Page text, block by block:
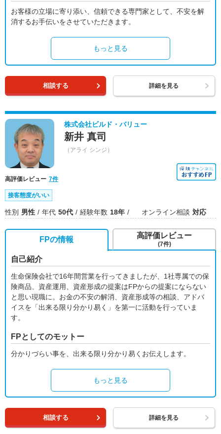
お客様の立場に寄り添い、信頼できる専門家として、不安を解
消するお手伝いをさせていただきます。
もっと見る
相談する 詳細を見る
株式会社ビルド・バリュー
新井 真司
（アライ シンジ）
高評価レビュー 7件
接客態度がいい
性別 男性 年代 50代 経験年数 18年 オンライン相談 対応
FPの情報
自己紹介
生命保険会社で16年間営業を行ってきましたが、1社専属での保
険商品、資産運用、資産形成の提案はFPからの提案にならない
と思い現職に。お金の不安の解消、資産形成等の相談、アドバ
イスを「出来る限り分かり易く」を第一に活動を行っていま
す。
FPとしてのモットー
分かりづらい事を、出来る限り分かり易くお伝えします。
もっと見る
高評価レビュー
(7件)
相談する 詳細を見る